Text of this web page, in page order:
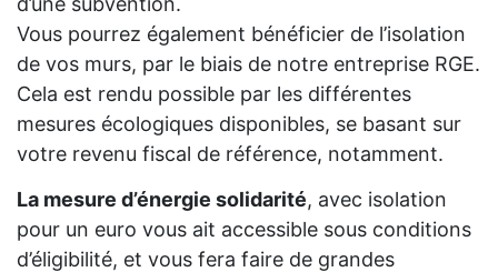
Vous pourrez également bénéficier de l’isolation
de vos murs, par le biais de notre entreprise RGE.
Cela est rendu possible par les différentes
mesures écologiques disponibles, se basant sur
votre revenu fiscal de référence, notamment.
La mesure d’énergie solidarité, avec isolation
pour un euro vous ait accessible sous conditions
d’éligibilité, et vous fera faire de grandes